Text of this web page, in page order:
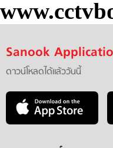
Sanook
ดาวน์โหลดได้แล้ววันนี้